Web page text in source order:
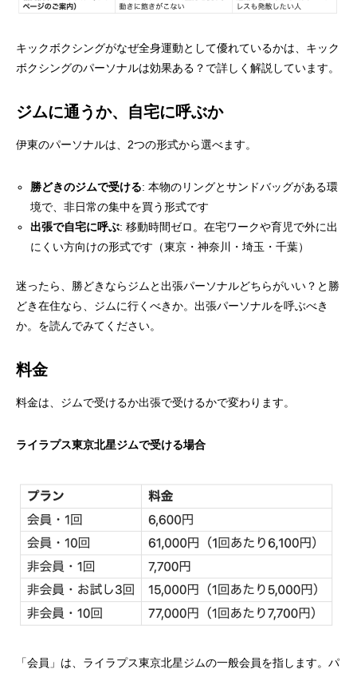
キックボクシングがなぜ全身運動として優れているかは、 キック
ボクシングのパーソナルは効果ある？ で詳しく解説しています。
ジムに通うか、自宅に呼ぶか
伊東のパーソナルは、2つの形式から選べます。
勝どきのジムで受ける: 本物のリングとサンドバッグがある環
境で、非日常の集中を買う形式です
出張で自宅に呼ぶ: 移動時間ゼロ。在宅ワークや育児で外に出
にくい方向けの形式です（東京・神奈川・埼玉・千葉）
迷ったら、 勝どきならジムと出張パーソナルどちらがいい？ と 勝
どき在住なら、ジムに行くべきか。出張パーソナルを呼ぶべき
か。 を読んでみてください。
料金
料金は、ジムで受けるか出張で受けるかで変わります。
ライラプス東京北星ジムで受ける場合
「会員」は、ライラプス東京北星ジムの一般会員を指します。パ